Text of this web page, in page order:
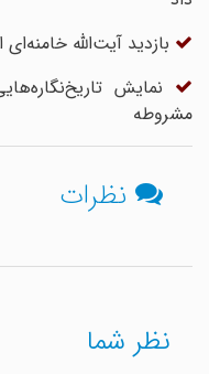
بازدید آیت‌الله خامنه‌ای از
نمایش
مشروطه
نظرات
نظر شما